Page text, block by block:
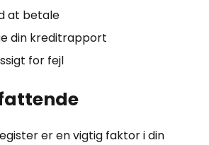
at betale
din kreditrapport
for fejl
er en vigtig faktor i din